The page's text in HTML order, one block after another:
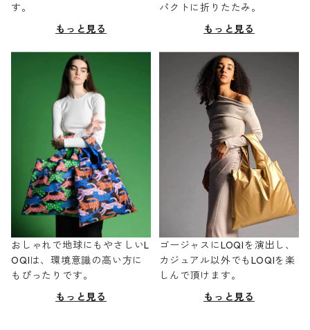
す。
もっと見る
パクトに折りたたみ。
もっと見る
おしゃれで地球にもやさしいL
OQIは、環境意識の高い方に
もぴったりです。
もっと見る
ゴージャスにLOQIを演出し、
カジュアル以外でもLOQIを楽
しんで頂けます。
もっと見る